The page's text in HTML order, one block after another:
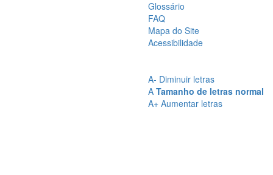
Glossário
FAQ
Mapa do Site
Acessibilidade
A- Diminuir letras
A Tamanho de letras normal
A+ Aumentar letras